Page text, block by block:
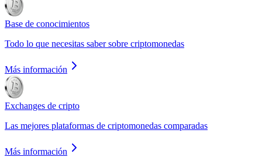
Base de conocimientos
Todo lo que necesitas saber sobre criptomonedas
Más información
Exchanges de cripto
Las mejores plataformas de criptomonedas comparadas
Más información